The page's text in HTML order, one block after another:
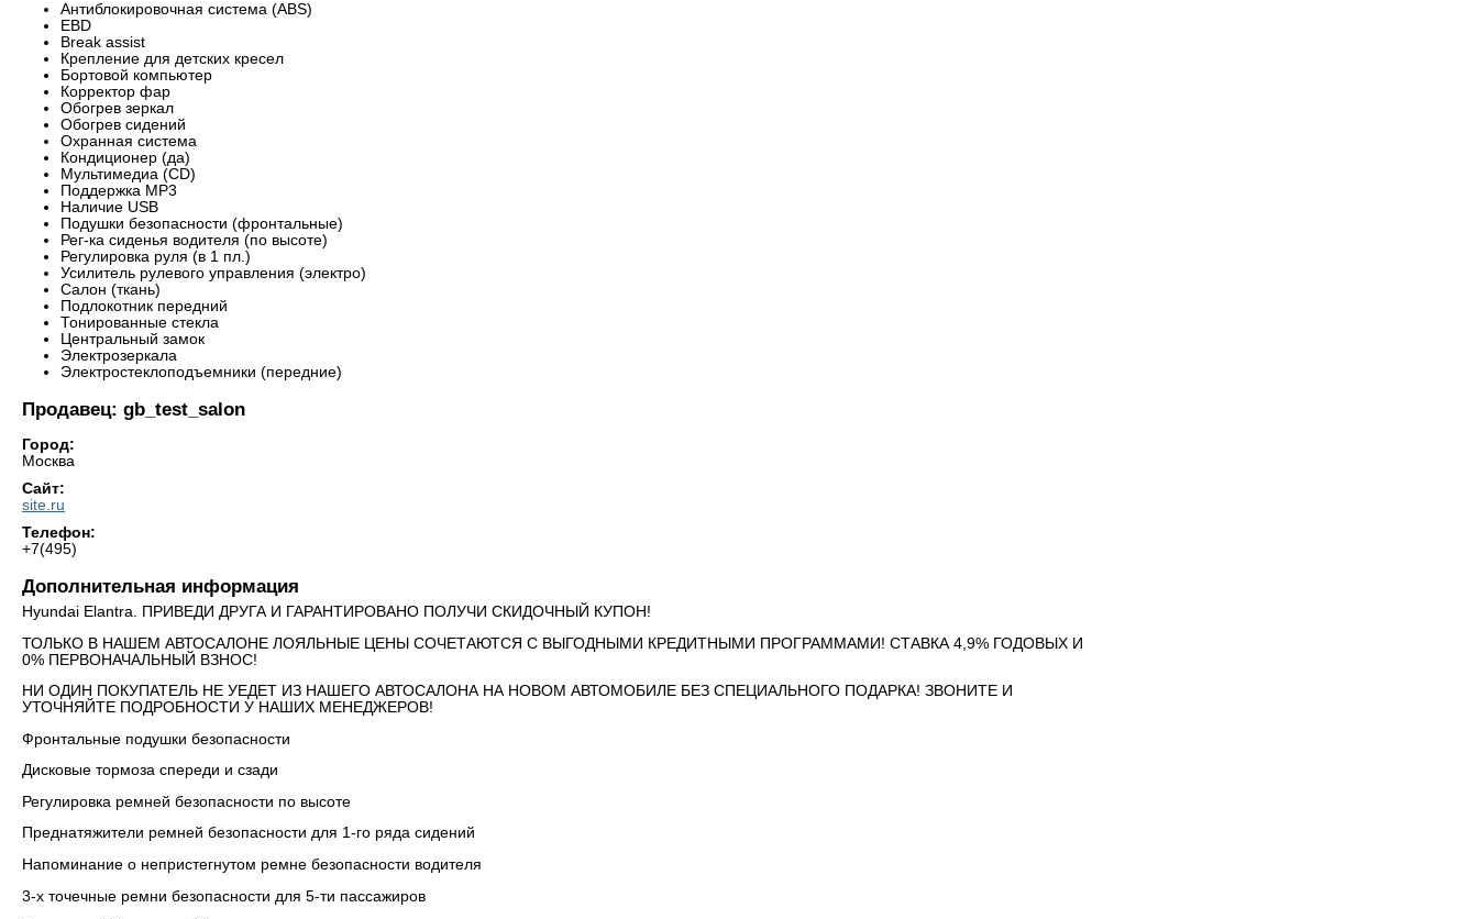
Антиблокировочная система (ABS)
EBD
Break assist
Крепление для детских кресел
Бортовой компьютер
Корректор фар
Обогрев зеркал
Обогрев сидений
Охранная система
Кондиционер (да)
Мультимедиа (CD)
Поддержка MP3
Наличие USB
Подушки безопасности (фронтальные)
Рег-ка сиденья водителя (по высоте)
Регулировка руля (в 1 пл.)
Усилитель рулевого управления (электро)
Салон (ткань)
Подлокотник передний
Тонированные стекла
Центральный замок
Электрозеркала
Электростеклоподъемники (передние)
Продавец: gb_test_salon
Город:
Москва
Сайт:
site.ru
Телефон:
+7(495)
Дополнительная информация
Hyundai Elantra. ПРИВЕДИ ДРУГА И ГАРАНТИРОВАНО ПОЛУЧИ СКИДОЧНЫЙ КУПОН!
ТОЛЬКО В НАШЕМ АВТОСАЛОНЕ ЛОЯЛЬНЫЕ ЦЕНЫ СОЧЕТАЮТСЯ С ВЫГОДНЫМИ КРЕДИТНЫМИ ПРОГРАММАМИ! СТАВКА 4,9% ГОДОВЫХ И
0% ПЕРВОНАЧАЛЬНЫЙ ВЗНОС!
НИ ОДИН ПОКУПАТЕЛЬ НЕ УЕДЕТ ИЗ НАШЕГО АВТОСАЛОНА НА НОВОМ АВТОМОБИЛЕ БЕЗ СПЕЦИАЛЬНОГО ПОДАРКА! ЗВОНИТЕ И
УТОЧНЯЙТЕ ПОДРОБНОСТИ У НАШИХ МЕНЕДЖЕРОВ!
Фронтальные подушки безопасности
Дисковые тормоза спереди и сзади
Регулировка ремней безопасности по высоте
Преднатяжители ремней безопасности для 1-го ряда сидений
Напоминание о непристегнутом ремне безопасности водителя
3-х точечные ремни безопасности для 5-ти пассажиров